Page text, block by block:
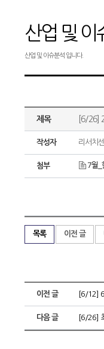
산업 및 이
산업 및 이슈분석 입니다.
제목 [6/26]
작성자 리서치
첨부 7월_
목록 이전 글
이전 글 [6/12] 6
다음 글 [6/26]